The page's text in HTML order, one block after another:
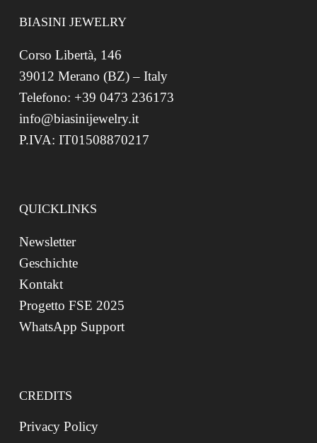
BIASINI JEWELRY
Corso Libertà, 146
39012 Merano (BZ) – Italy
Telefono: +39 0473 236173
info@biasinijewelry.it
P.IVA: IT01508870217
QUICKLINKS
Newsletter
Geschichte
Kontakt
Progetto FSE 2025
WhatsApp Support
CREDITS
Privacy Policy